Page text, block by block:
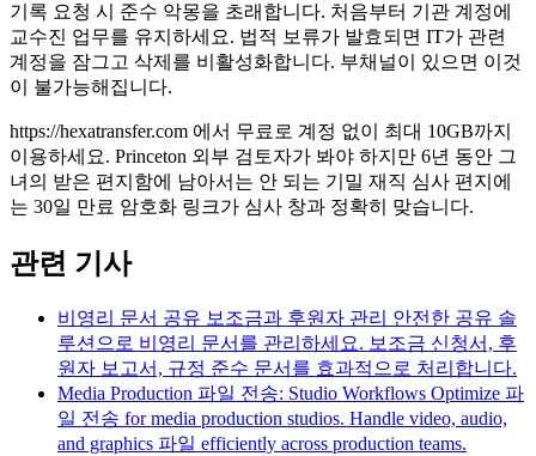
기록 요청 시 준수 악몽을 초래합니다. 처음부터 기관 계정에
교수진 업무를 유지하세요. 법적 보류가 발효되면 IT가 관련
계정을 잠그고 삭제를 비활성화합니다. 부채널이 있으면 이것
이 불가능해집니다.
https://hexatransfer.com 에서 무료로 계정 없이 최대 10GB까지
이용하세요. Princeton 외부 검토자가 봐야 하지만 6년 동안 그
녀의 받은 편지함에 남아서는 안 되는 기밀 재직 심사 편지에
는 30일 만료 암호화 링크가 심사 창과 정확히 맞습니다.
관련 기사
비영리 문서 공유 보조금과 후원자 관리 안전한 공유 솔
루션으로 비영리 문서를 관리하세요. 보조금 신청서, 후
원자 보고서, 규정 준수 문서를 효과적으로 처리합니다.
Media Production 파일 전송: Studio Workflows Optimize 파
일 전송 for media production studios. Handle video, audio,
and graphics 파일 efficiently across production teams.